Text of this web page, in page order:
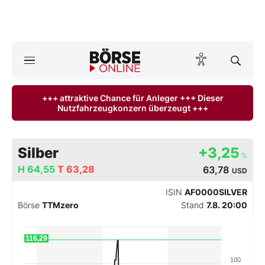
ktuelle Ausgabe BÖRSE ONLINE lesen
Finanz-Check
BO-Musterdepots
+++ attraktive Chance für Anleger +++ Dieser
Nutzfahrzeugkonzern überzeugt +++
Silber +3,25 %
63,78 USD
H 64,55 T 63,28
ISIN AF0000SILVER
Börse TTMzero Stand 7.8. 20:00
100
116,29